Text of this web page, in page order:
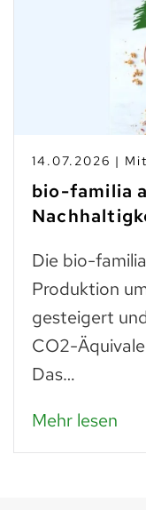
10.07.2026 |
Taste Not
zum Teller
Trockenes
wie frisches.
was man
Paniermehl